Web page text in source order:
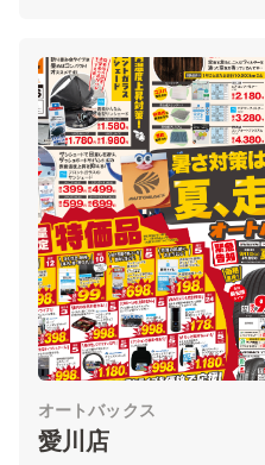
オートバックス
愛川店